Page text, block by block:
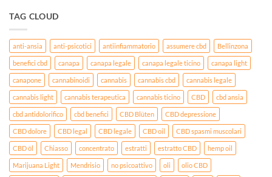
TAG CLOUD
anti-ansia anti-psicotici antiinfiammatorio assumere cbd Bellinzona
benefici cbd canapa canapa legale canapa legale ticino canapa light
canapone cannabinoidi cannabis cannabis cbd cannabis legale
cannabis light cannabis terapeutica cannabis ticino CBD cbd ansia
cbd antidolorifico cbd benefici CBD Blüten CBD depressione
CBD dolore CBD legal CBD legale CBD oil CBD spasmi muscolari
CBD öl Chiasso concentrato estratti estratto CBD hemp oil
Marijuana Light Mendrisio no psicoattivo oli olio CBD